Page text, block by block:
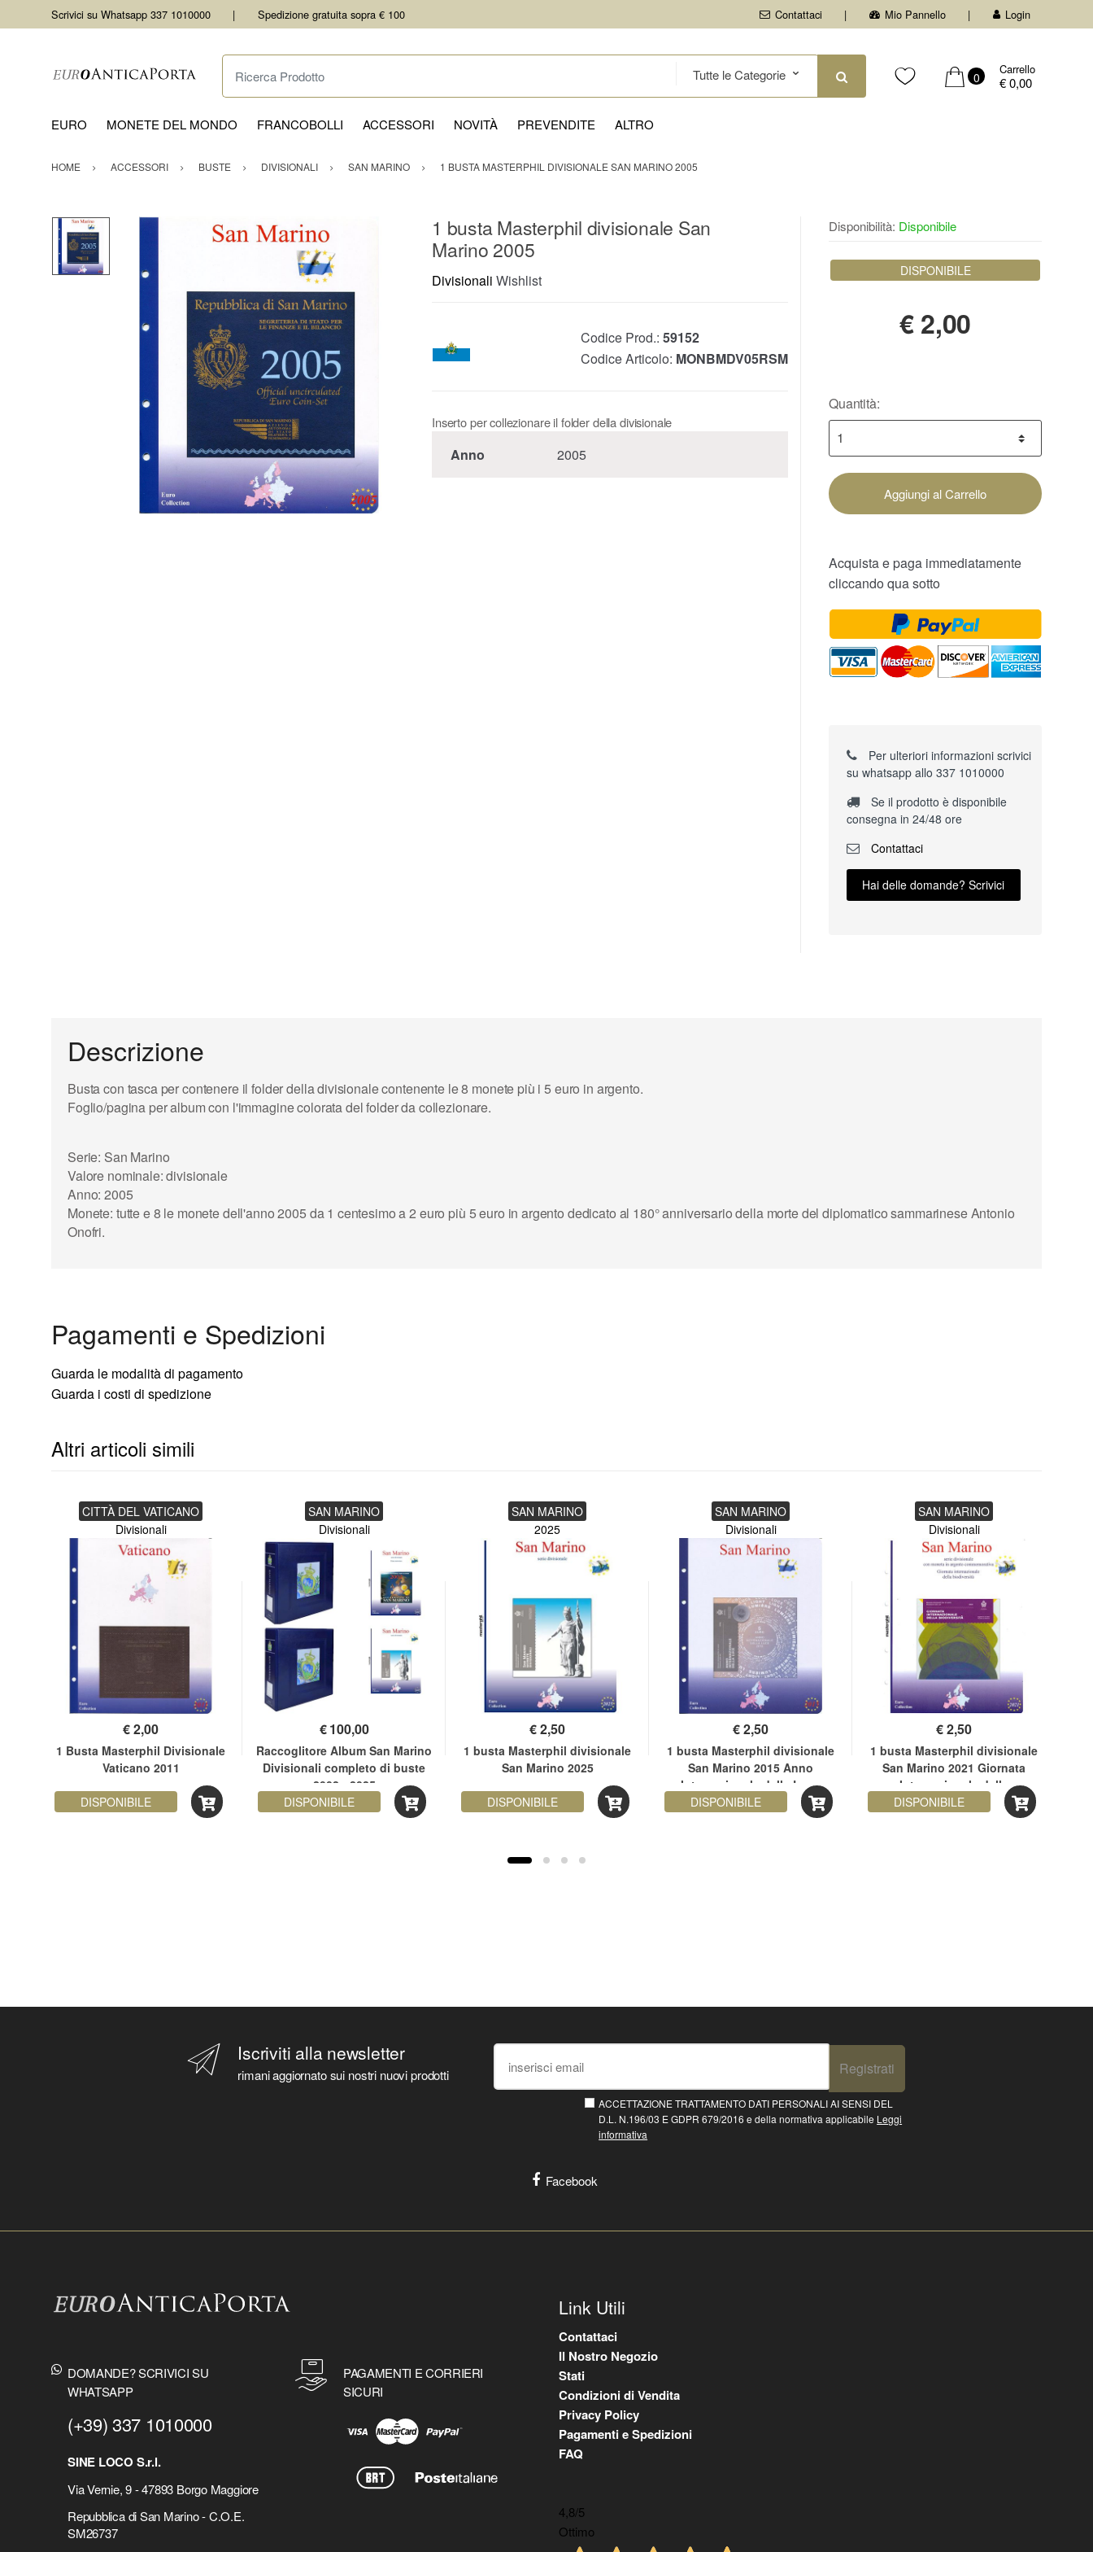
Scrivici su Whatsapp 337 1010000 Spedizione gratuita sopra € 100 Contattaci Mio Pannello Login
Ricerca Prodotto
0
Carrello
€ 0,00
EURO MONETE DEL MONDO FRANCOBOLLI ACCESSORI NOVITÀ PREVENDITE ALTRO
HOME ACCESSORI BUSTE DIVISIONALI SAN MARINO 1 BUSTA MASTERPHIL DIVISIONALE SAN MARINO 2005
1 busta Masterphil divisionale San
Marino 2005
Divisionali Wishlist
Codice Prod.: 59152
Codice Articolo: MONBMDV05RSM
Inserto per collezionare il folder della divisionale
Anno 2005
Disponibilità: Disponibile
DISPONIBILE
€2,00
Quantità:
Aggiungi al Carrello
Acquista e paga immediatamente
cliccando qua sotto
Per ulteriori informazioni scrivici
su whatsapp allo 337 1010000
Se il prodotto è disponibile
consegna in 24/48 ore
Contattaci
Hai delle domande? Scrivici
Descrizione
Busta con tasca per contenere il folder della divisionale contenente le 8 monete più i 5 euro in argento.
Foglio/pagina per album con l'immagine colorata del folder da collezionare.
Serie: San Marino
Valore nominale: divisionale
Anno: 2005
Monete: tutte e 8 le monete dell'anno 2005 da 1 centesimo a 2 euro più 5 euro in argento dedicato al 180° anniversario della morte del diplomatico sammarinese Antonio
Onofri.
Pagamenti e Spedizioni
Guarda le modalità di pagamento
Guarda i costi di spedizione
Altri articoli simili
CITTÀ DEL VATICANO
Divisionali
€2,00
1 Busta Masterphil Divisionale
Vaticano 2011
DISPONIBILE
SAN MARINO
Divisionali
€100,00
Raccoglitore Album San Marino
Divisionali completo di buste
2002 - 2025
DISPONIBILE
SAN MARINO
2025
€2,50
1 busta Masterphil divisionale
San Marino 2025
DISPONIBILE
SAN MARINO
Divisionali
€2,50
1 busta Masterphil divisionale
San Marino 2015 Anno
Internazionale della Luce
DISPONIBILE
SAN MARINO
Divisionali
€2,50
1 busta Masterphil divisionale
San Marino 2021 Giornata
Internazionale della
biodiversità
DISPONIBILE
Iscriviti alla newsletter
rimani aggiornato sui nostri nuovi prodotti Registrati
ACCETTAZIONE TRATTAMENTO DATI PERSONALI AI SENSI DEL
D.L. N.196/03 E GDPR 679/2016 e della normativa applicabile Leggi
informativa
Facebook
DOMANDE? SCRIVICI SU
WHATSAPP
(+39) 337 1010000
SINE LOCO S.r.l.
Via Vernie, 9 - 47893 Borgo Maggiore
Repubblica di San Marino - C.O.E.
SM26737
PAGAMENTI E CORRIERI
SICURI
Link Utili
Contattaci
Il Nostro Negozio
Stati
Condizioni di Vendita
Privacy Policy
Pagamenti e Spedizioni
FAQ
4,8/5
Ottimo